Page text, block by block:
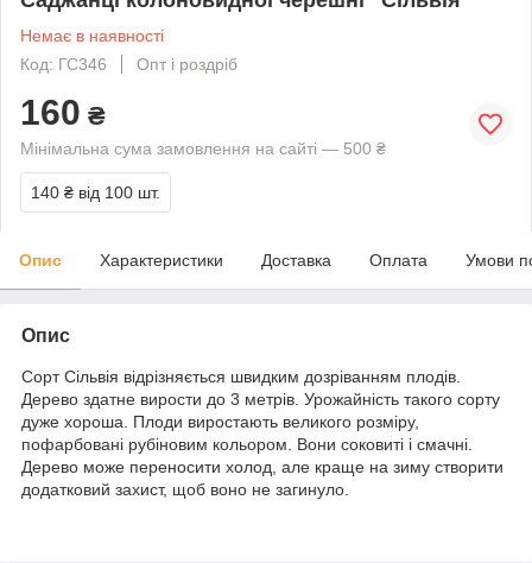
Немає в наявності
Код: ГС346
Опт і роздріб
160 ₴
Мінімальна сума замовлення на сайті — 500 ₴
140 ₴ від 100 шт.
Опис Характеристики Доставка Оплата Умови
Опис
Сорт Сільвія відрізняється швидким дозріванням плодів.
Дерево здатне вирости до 3 метрів. Урожайність такого сорту
дуже хороша. Плоди виростають великого розміру,
пофарбовані рубіновим кольором. Вони соковиті і смачні.
Дерево може переносити холод, але краще на зиму створити
додатковий захист, щоб воно не загинуло.